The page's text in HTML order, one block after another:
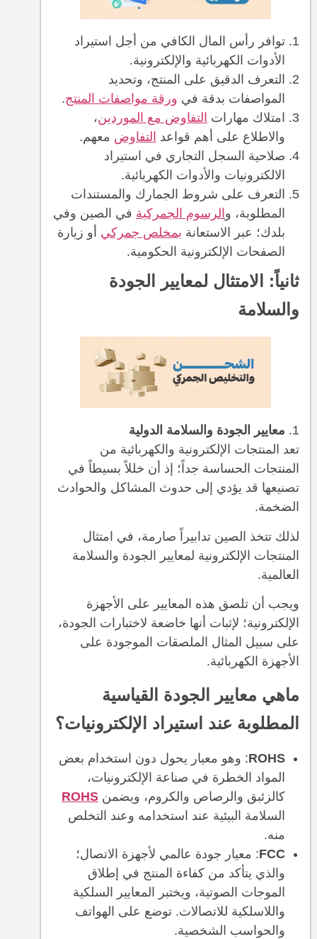
توافر رأس المال الكافي من أجل استيراد
الأدوات الكهربائية والإلكترونية.
التعرف الدقيق على المنتج، وتحديد
المواصفات بدقة في ورقة مواصفات المنتج.
امتلاك مهارات التفاوض مع الموردين،
والاطلاع على أهم قواعد التفاوض معهم.
صلاحية السجل التجاري في استيراد
الالكترونيات والأدوات الكهربائية.
التعرف على شروط الجمارك والمستندات
المطلوبة، و الرسوم الجمركية في الصين وفي
بلدك؛ عبر الاستعانة بمخلص جمركي أو زيارة
الصفحات الإلكترونية الحكومية.
ثانياً: الامتثال لمعايير الجودة
والسلامة
معايير الجودة والسلامة الدولية
تعد المنتجات الإلكترونية والكهربائية من
المنتجات الحساسة جداً؛ إذ أن خللاً بسيطاً في
تصنيعها قد يؤدي إلى حدوث المشاكل والحوادث
الضخمة.
لذلك تتخذ الصين تدابيراً صارمة، في امتثال
المنتجات الإلكترونية لمعايير الجودة والسلامة
العالمية.
ويجب أن تلصق هذه المعايير على الأجهزة
الإلكترونية؛ لإثبات أنها خاضعة لاختبارات الجودة،
على سبيل المثال الملصقات الموجودة على
الأجهزة الكهربائية.
ماهي معايير الجودة القياسية
المطلوبة عند استيراد الإلكترونيات؟
ROHS: وهو معيار يحول دون استخدام بعض
المواد الخطرة في صناعة الإلكترونيات،
كالزئبق والرصاص والكروم، ويضمن ROHS
السلامة البيئية عند استخدامه وعند التخلص
منه.
FCC: معيار جودة عالمي لأجهزة الاتصال؛
والذي يتأكد من كفاءة المنتج في إطلاق
الموجات الصوتية، ويختبر المعايير السلكية
واللاسلكية للاتصالات. توضع على الهواتف
والحواسب الشخصية.